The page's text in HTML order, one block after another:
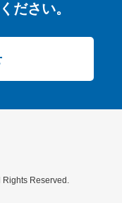
ださい。
Reserved.